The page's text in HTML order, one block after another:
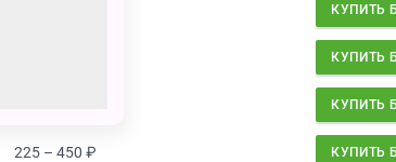
КУПИТЬ
КУПИТЬ
КУПИТЬ
225 – 450 ₽ КУПИТЬ